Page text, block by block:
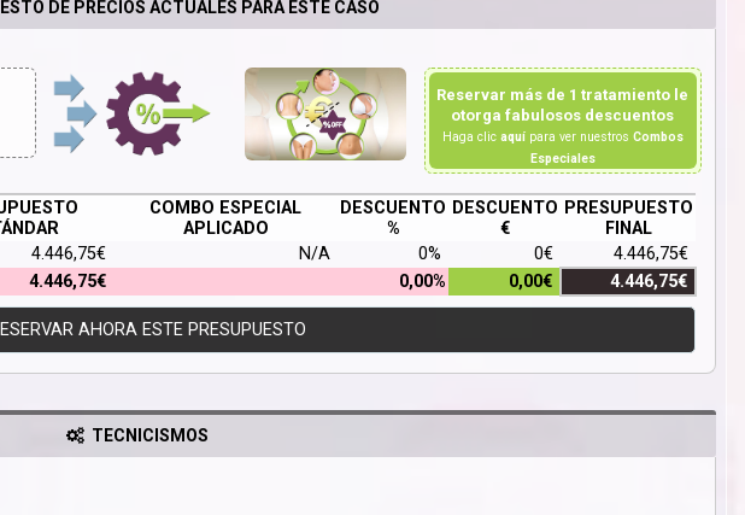
DE PRECIOS ACTUALES PARA ESTE CASO
Reservar más de 1 tratamiento le
otorga fabulosos descuentos
Haga clic aquípara ver nuestros Combos
Especiales
COMBO ESPECIAL
APLICADO
DESCUENTO
%
DESCUENTO
€
PRESUPUESTO
FINAL
4.446,75€ N/A 0% 0€
4.446,75€
4.446,75€ 0,00% 0,00€ 4.446,75€
AHORA ESTE PRESUPUESTO
TECNICISMOS